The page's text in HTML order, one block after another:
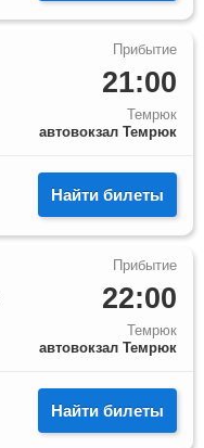
21:00
Темрюк
автовокзал Темрюк
Найти билеты
22:00
Темрюк
автовокзал Темрюк
Найти билеты